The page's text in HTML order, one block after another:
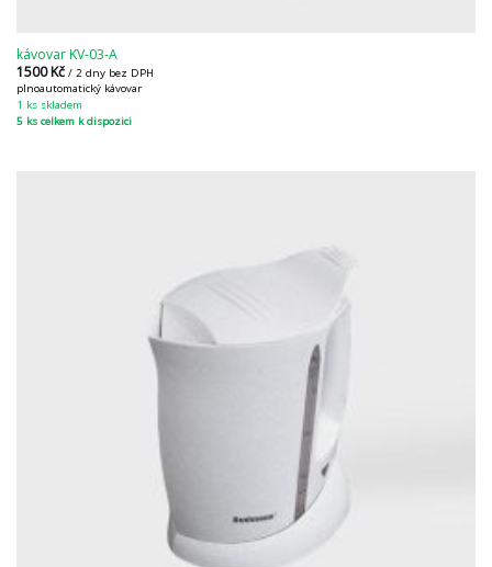
kávovar KV-03-A
1500Kč / 2 dny bez DPH
plnoautomatický kávovar
1 ks skladem
5 ks celkem k dispozici